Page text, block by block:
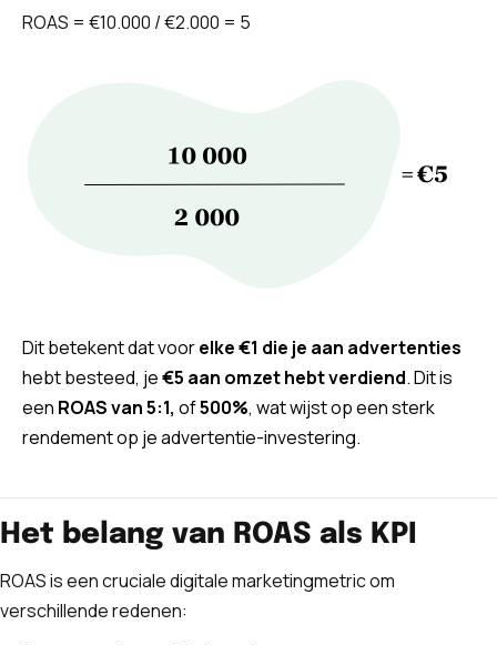
ROAS = €10.000 / €2.000 = 5
Dit betekent dat voorelke €1 die je aan advertenties
hebt besteed, je€5 aan omzet hebt verdiend. Dit is
een ROAS van 5:1, of500%, wat wijst op een sterk
rendement op je advertentie-investering.
Het belang van ROAS als KPI
ROAS is een cruciale digitale marketingmetric om
verschillende redenen: